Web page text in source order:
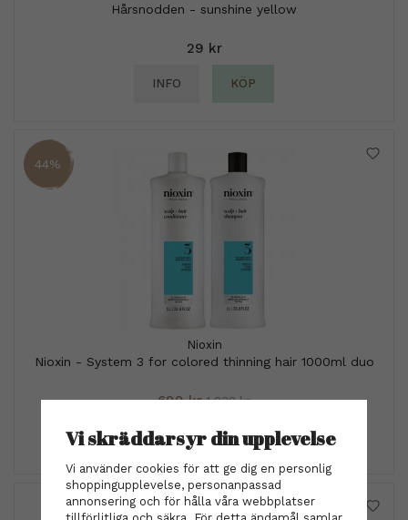
Hårsnodden - sunshine yellow
29 kr
INFO KÖP
44%
Nioxin
Nioxin - System 3 for colored thinning hair 1000ml duo
699 kr 1 238 kr
INFO KÖP
Vi skräddarsyr din upplevelse
Vi använder cookies för att ge dig en personlig
shoppingupplevelse, personanpassad
annonsering och för hålla våra webbplatser